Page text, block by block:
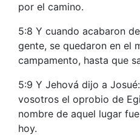
por el camino.
5:8 Y cuando acabaron
gente, se quedaron en el
campamento, hasta que
5:9 Y Jehová dijo a
vosotros el oprobio de
nombre de aquel lugar
hoy.